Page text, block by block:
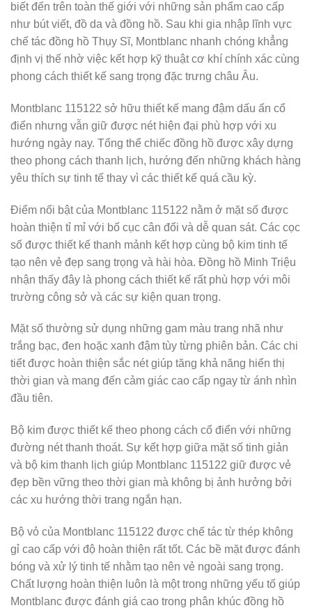
biết đến trên toàn thế giới với những sản phẩm cao cấp
như bút viết, đồ da và đồng hồ. Sau khi gia nhập lĩnh vực
chế tác đồng hồ Thụy Sĩ, Montblanc nhanh chóng khẳng
định vị thế nhờ việc kết hợp kỹ thuật cơ khí chính xác cùng
phong cách thiết kế sang trọng đặc trưng châu Âu.
Montblanc 115122 sở hữu thiết kế mang đậm dấu ấn cổ
điển nhưng vẫn giữ được nét hiện đại phù hợp với xu
hướng ngày nay. Tổng thể chiếc đồng hồ được xây dựng
theo phong cách thanh lịch, hướng đến những khách hàng
yêu thích sự tinh tế thay vì các thiết kế quá cầu kỳ.
Điểm nổi bật của Montblanc 115122 nằm ở mặt số được
hoàn thiện tỉ mỉ với bố cục cân đối và dễ quan sát. Các cọc
số được thiết kế thanh mảnh kết hợp cùng bộ kim tinh tế
tạo nên vẻ đẹp sang trọng và hài hòa. Đồng hồ Minh Triệu
nhận thấy đây là phong cách thiết kế rất phù hợp với môi
trường công sở và các sự kiện quan trọng.
Mặt số thường sử dụng những gam màu trang nhã như
trắng bạc, đen hoặc xanh đậm tùy từng phiên bản. Các chi
tiết được hoàn thiện sắc nét giúp tăng khả năng hiển thị
thời gian và mang đến cảm giác cao cấp ngay từ ánh nhìn
đầu tiên.
Bộ kim được thiết kế theo phong cách cổ điển với những
đường nét thanh thoát. Sự kết hợp giữa mặt số tinh giản
và bộ kim thanh lịch giúp Montblanc 115122 giữ được vẻ
đẹp bền vững theo thời gian mà không bị ảnh hưởng bởi
các xu hướng thời trang ngắn hạn.
Bộ vỏ của Montblanc 115122 được chế tác từ thép không
gỉ cao cấp với độ hoàn thiện rất tốt. Các bề mặt được đánh
bóng và xử lý tinh tế nhằm tạo nên vẻ ngoài sang trọng.
Chất lượng hoàn thiện luôn là một trong những yếu tố giúp
Montblanc được đánh giá cao trong phân khúc đồng hồ